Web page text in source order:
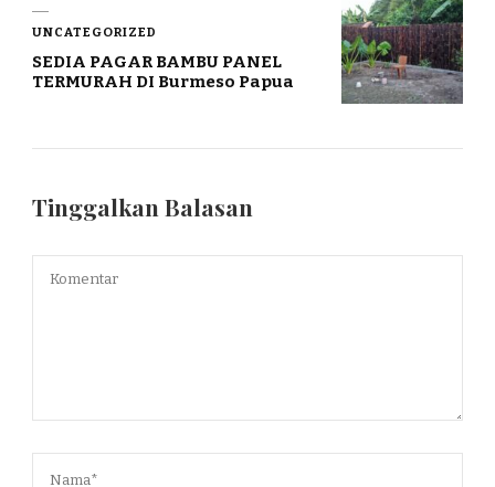
UNCATEGORIZED
SEDIA PAGAR BAMBU PANEL
TERMURAH DI Burmeso Papua
Tinggalkan Balasan